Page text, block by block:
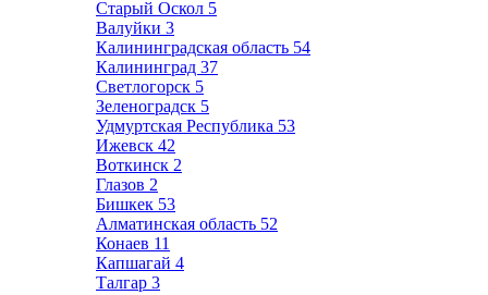
Старый Оскол 5
Валуйки 3
Калининградская область 54
Калининград 37
Светлогорск 5
Зеленоградск 5
Удмуртская Республика 53
Ижевск 42
Воткинск 2
Глазов 2
Бишкек 53
Алматинская область 52
Конаев 11
Капшагай 4
Талгар 3